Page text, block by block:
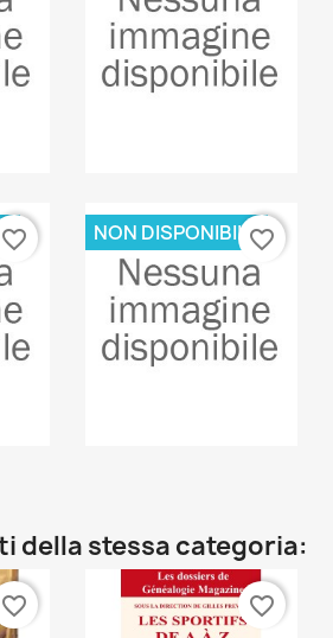
favorite_border NON DISPONIBILEfavorite_border
della stessa categoria:
favorite_border favorite_border